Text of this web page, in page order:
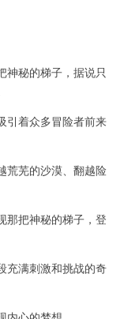
秘的梯子，据说只
着众多冒险者前来
芜的沙漠、翻越险
把神秘的梯子，登
满刺激和挑战的奇